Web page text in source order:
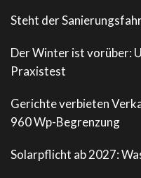
Steht der
Der Winter ist vorüber:
Praxistest
Gerichte verbieten
960 Wp-Begrenzung
Solarpflicht ab 2027: